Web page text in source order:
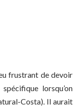
frustrant de devoir
lorsqu’on
Costa). Il aurait